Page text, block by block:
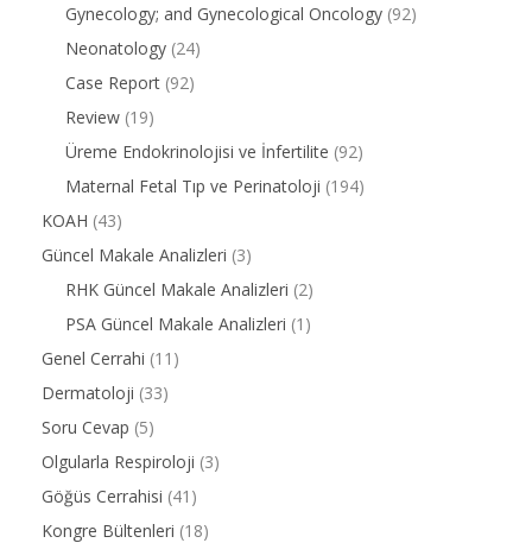
Gynecology; and Gynecological Oncology (92)
Neonatology (24)
Case Report (92)
Review (19)
Üreme Endokrinolojisi ve İnfertilite (92)
Maternal Fetal Tıp ve Perinatoloji (194)
KOAH (43)
Güncel Makale Analizleri (3)
RHK Güncel Makale Analizleri (2)
PSA Güncel Makale Analizleri (1)
Genel Cerrahi (11)
Dermatoloji (33)
Soru Cevap (5)
Olgularla Respiroloji (3)
Göğüs Cerrahisi (41)
Kongre Bültenleri (18)